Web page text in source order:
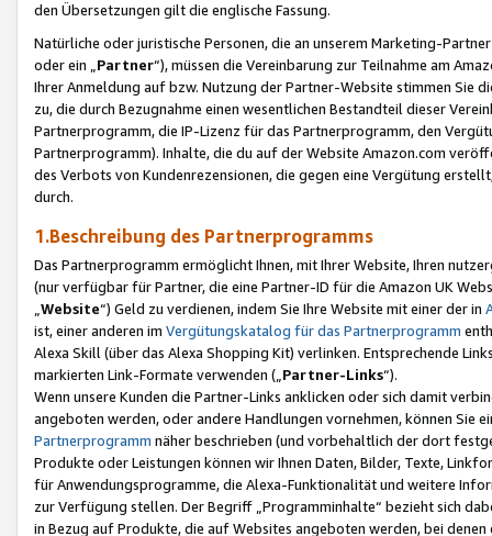
den Übersetzungen gilt die englische Fassung.
Natürliche oder juristische Personen, die an unserem Marketing-
oder ein „Partner“), müssen die Vereinbarung zur Teilnahme am
Ihrer Anmeldung auf bzw. Nutzung der Partner-Website stimmen Sie
zu, die durch Bezugnahme einen wesentlichen Bestandteil dieser
Partnerprogramm, die IP-Lizenz für das Partnerprogramm, den
Partnerprogramm). Inhalte, die du auf der Website Amazon.com
des Verbots von Kundenrezensionen, die gegen eine Vergütung
durch.
1.Beschreibung des Partnerprogramms
Das Partnerprogramm ermöglicht Ihnen, mit Ihrer Website, Ihren
(nur verfügbar für Partner, die eine Partner-ID für die Amazon UK
Website“) Geld zu verdienen, indem Sie Ihre Website mit einer der in
ist, einer anderen im Vergütungskatalog für das Partnerprogramm
Alexa Skill (über das Alexa Shopping Kit) verlinken. Entsprechende
markierten Link-Formate verwenden („ Partner-Links“).
Wenn unsere Kunden die Partner-Links anklicken oder sich damit
angeboten werden, oder andere Handlungen vornehmen, können Sie
Partnerprogramm näher beschrieben (und vorbehaltlich der dort
Produkte oder Leistungen können wir Ihnen Daten, Bilder, Texte,
für Anwendungsprogramme, die Alexa-Funktionalität und weitere
zur Verfügung stellen. Der Begriff „Programminhalte“ bezieht sich
in Bezug auf Produkte, die auf Websites angeboten werden, bei